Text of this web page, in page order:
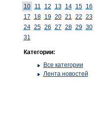
10
11 12 13 14 15
16
17
18 19 20 21 22 23
24 25 26 27 28 29 30
31
Категории:
Все категории
Лента новостей